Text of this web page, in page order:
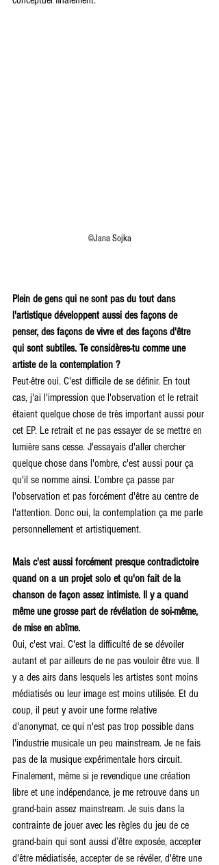
©Jana Sojka
Plein de gens qui ne sont pas du tout dans
l'artistique développent aussi des façons de
penser, des façons de vivre et des façons d'être
qui sont subtiles. Te considères-tu comme une
artiste de la contemplation ?
Peut-être oui. C'est difficile de se définir. En tout
cas, j'ai l'impression que l'observation et le retrait
étaient quelque chose de très important aussi pour
cet EP. Le retrait et ne pas essayer de se mettre en
lumière sans cesse. J'essayais d'aller chercher
quelque chose dans l'ombre, c'est aussi pour ça
qu'il se nomme ainsi. L'ombre ça passe par
l'observation et pas forcément d'être au centre de
l'attention. Donc oui, la contemplation ça me parle
personnellement et artistiquement.
Mais c'est aussi forcément presque contradictoire
quand on a un projet solo et qu'on fait de la
chanson de façon assez intimiste. Il y a quand
même une grosse part de révélation de soi-même,
de mise en abîme.
Oui, c'est vrai. C'est la difficulté de se dévoiler
autant et par ailleurs de ne pas vouloir être vue. Il
y a des airs dans lesquels les artistes sont moins
médiatisés ou leur image est moins utilisée. Et du
coup, il peut y avoir une forme relative
d'anonymat, ce qui n'est pas trop possible dans
l'industrie musicale un peu mainstream. Je ne fais
pas de la musique expérimentale hors circuit.
Finalement, même si je revendique une création
libre et une indépendance, je me retrouve dans un
grand-bain assez mainstream. Je suis dans la
contrainte de jouer avec les règles du jeu de ce
grand-bain qui sont aussi d’être exposée, accepter
d'être médiatisée, accepter de se révéler, d'être une